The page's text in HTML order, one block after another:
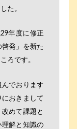
た。
年度に修正
発」を新た
ろです。
でおります
おきまして
めて課題と
理解と知識の